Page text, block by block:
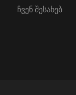
ჩვენ შესახებ